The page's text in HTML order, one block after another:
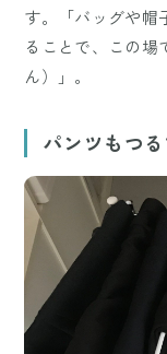
す。「バッグや帽
ることで、この場
ん）」。
パンツもつ